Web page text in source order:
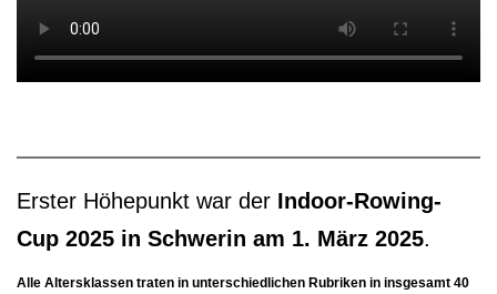
Erster Höhepunkt war der Indoor-Rowing-
Cup 2025 in Schwerin am 1. März 2025.
Alle Altersklassen traten in unterschiedlichen Rubriken in insgesamt 40